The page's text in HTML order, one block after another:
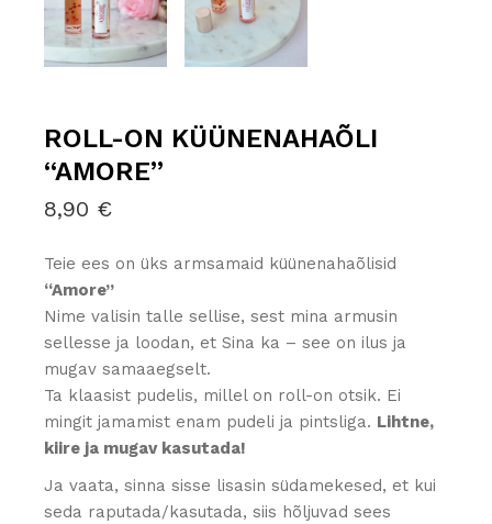
ROLL-ON KÜÜNENAHAÕLI
“AMORE”
8,90 €
Teie ees on üks armsamaid küünenahaõlisid
“Amore”
Nime valisin talle sellise, sest mina armusin
sellesse ja loodan, et Sina ka – see on ilus ja
mugav samaaegselt.
Ta klaasist pudelis, millel on roll-on otsik. Ei
mingit jamamist enam pudeli ja pintsliga. Lihtne,
kiire ja mugav kasutada!
Ja vaata, sinna sisse lisasin südamekesed, et kui
seda raputada/kasutada, siis hõljuvad sees